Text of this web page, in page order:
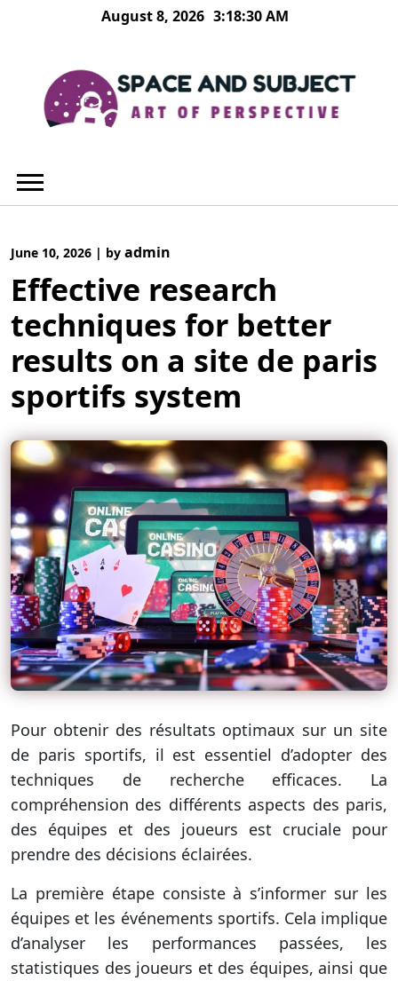
August 8, 2026 3:18:31 AM
June 10, 2026 | by admin
Effective research
techniques for better
results on a site de paris
sportifs system
Pour obtenir des résultats optimaux sur un site
de paris sportifs, il est essentiel d’adopter des
techniques de recherche efficaces. La
compréhension des différents aspects des paris,
des équipes et des joueurs est cruciale pour
prendre des décisions éclairées.
La première étape consiste à s’informer sur les
équipes et les événements sportifs. Cela implique
d’analyser les performances passées, les
statistiques des joueurs et des équipes, ainsi que